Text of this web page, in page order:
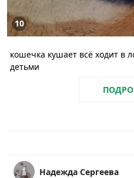
10
кошечка кушает всё ходит в
детьми
Надежда Сергеева